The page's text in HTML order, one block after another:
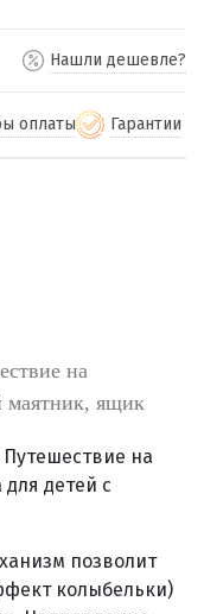
Нашли дешевле?
оплаты Гарантии
на
ящик
на
детей с
позволит
колыбельки)